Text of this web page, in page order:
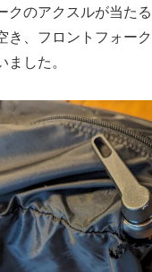
クのアクスルが当た
き、フロントフォー
した。